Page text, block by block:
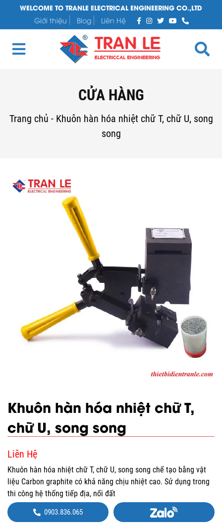
WELCOME TO TRANLE ELECTRICAL ENGINEERING CO.,LTD
Giới thiệu
Blog Liên Hệ
CỬA HÀNG
Trang chủ - Khuôn hàn hóa nhiệt chữ T, chữ U, song
song
Khuôn hàn hóa nhiệt chữ T,
chữ U, song song
Liên Hệ
Khuôn hàn hóa nhiệt chữ T, chữ U, song song chế tạo bằng vật
liệu Carbon graphite có khả năng chịu nhiệt cao. Sử dụng trong
thi công hệ thống tiếp địa, nối đất
0903.836.065